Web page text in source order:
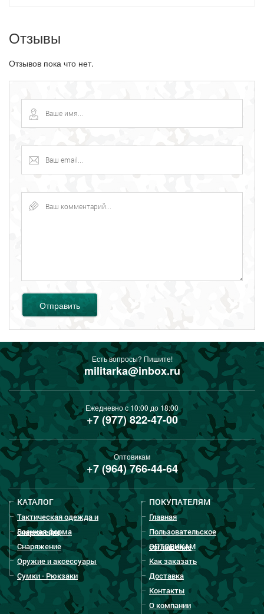
Отзывы
Отзывов пока что нет.
Отправить
Есть вопросы? Пишите!
militarka@inbox.ru
Ежедневно с 10:00 до 18:00
+7 (977) 822-47-00
Оптовикам
+7 (964) 766-44-64
КАТАЛОГ
Тактическая одежда и
снаряжение
Военная форма
Снаряжение
Оружие и аксессуары
Сумки - Рюкзаки
ПОКУПАТЕЛЯМ
Главная
Пользовательское
соглашение
ОПТОВИКАМ
Как заказать
Доставка
Контакты
О компании